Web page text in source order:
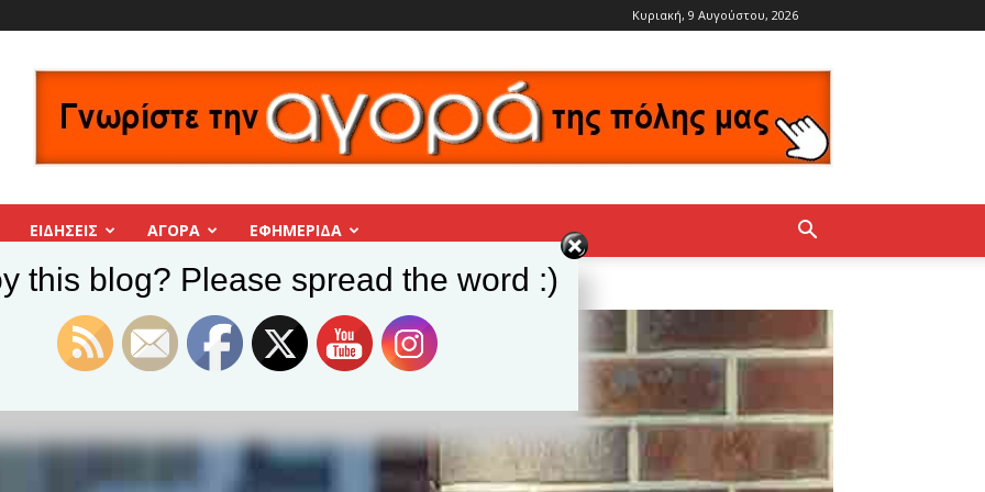
Κυριακή, 9 Αυγούστου, 2026
ΕΙΔΗΣΕΙΣ ΑΓΟΡΑ ΕΦΗΜΕΡΊΔΑ
this blog? Please spread the word :)